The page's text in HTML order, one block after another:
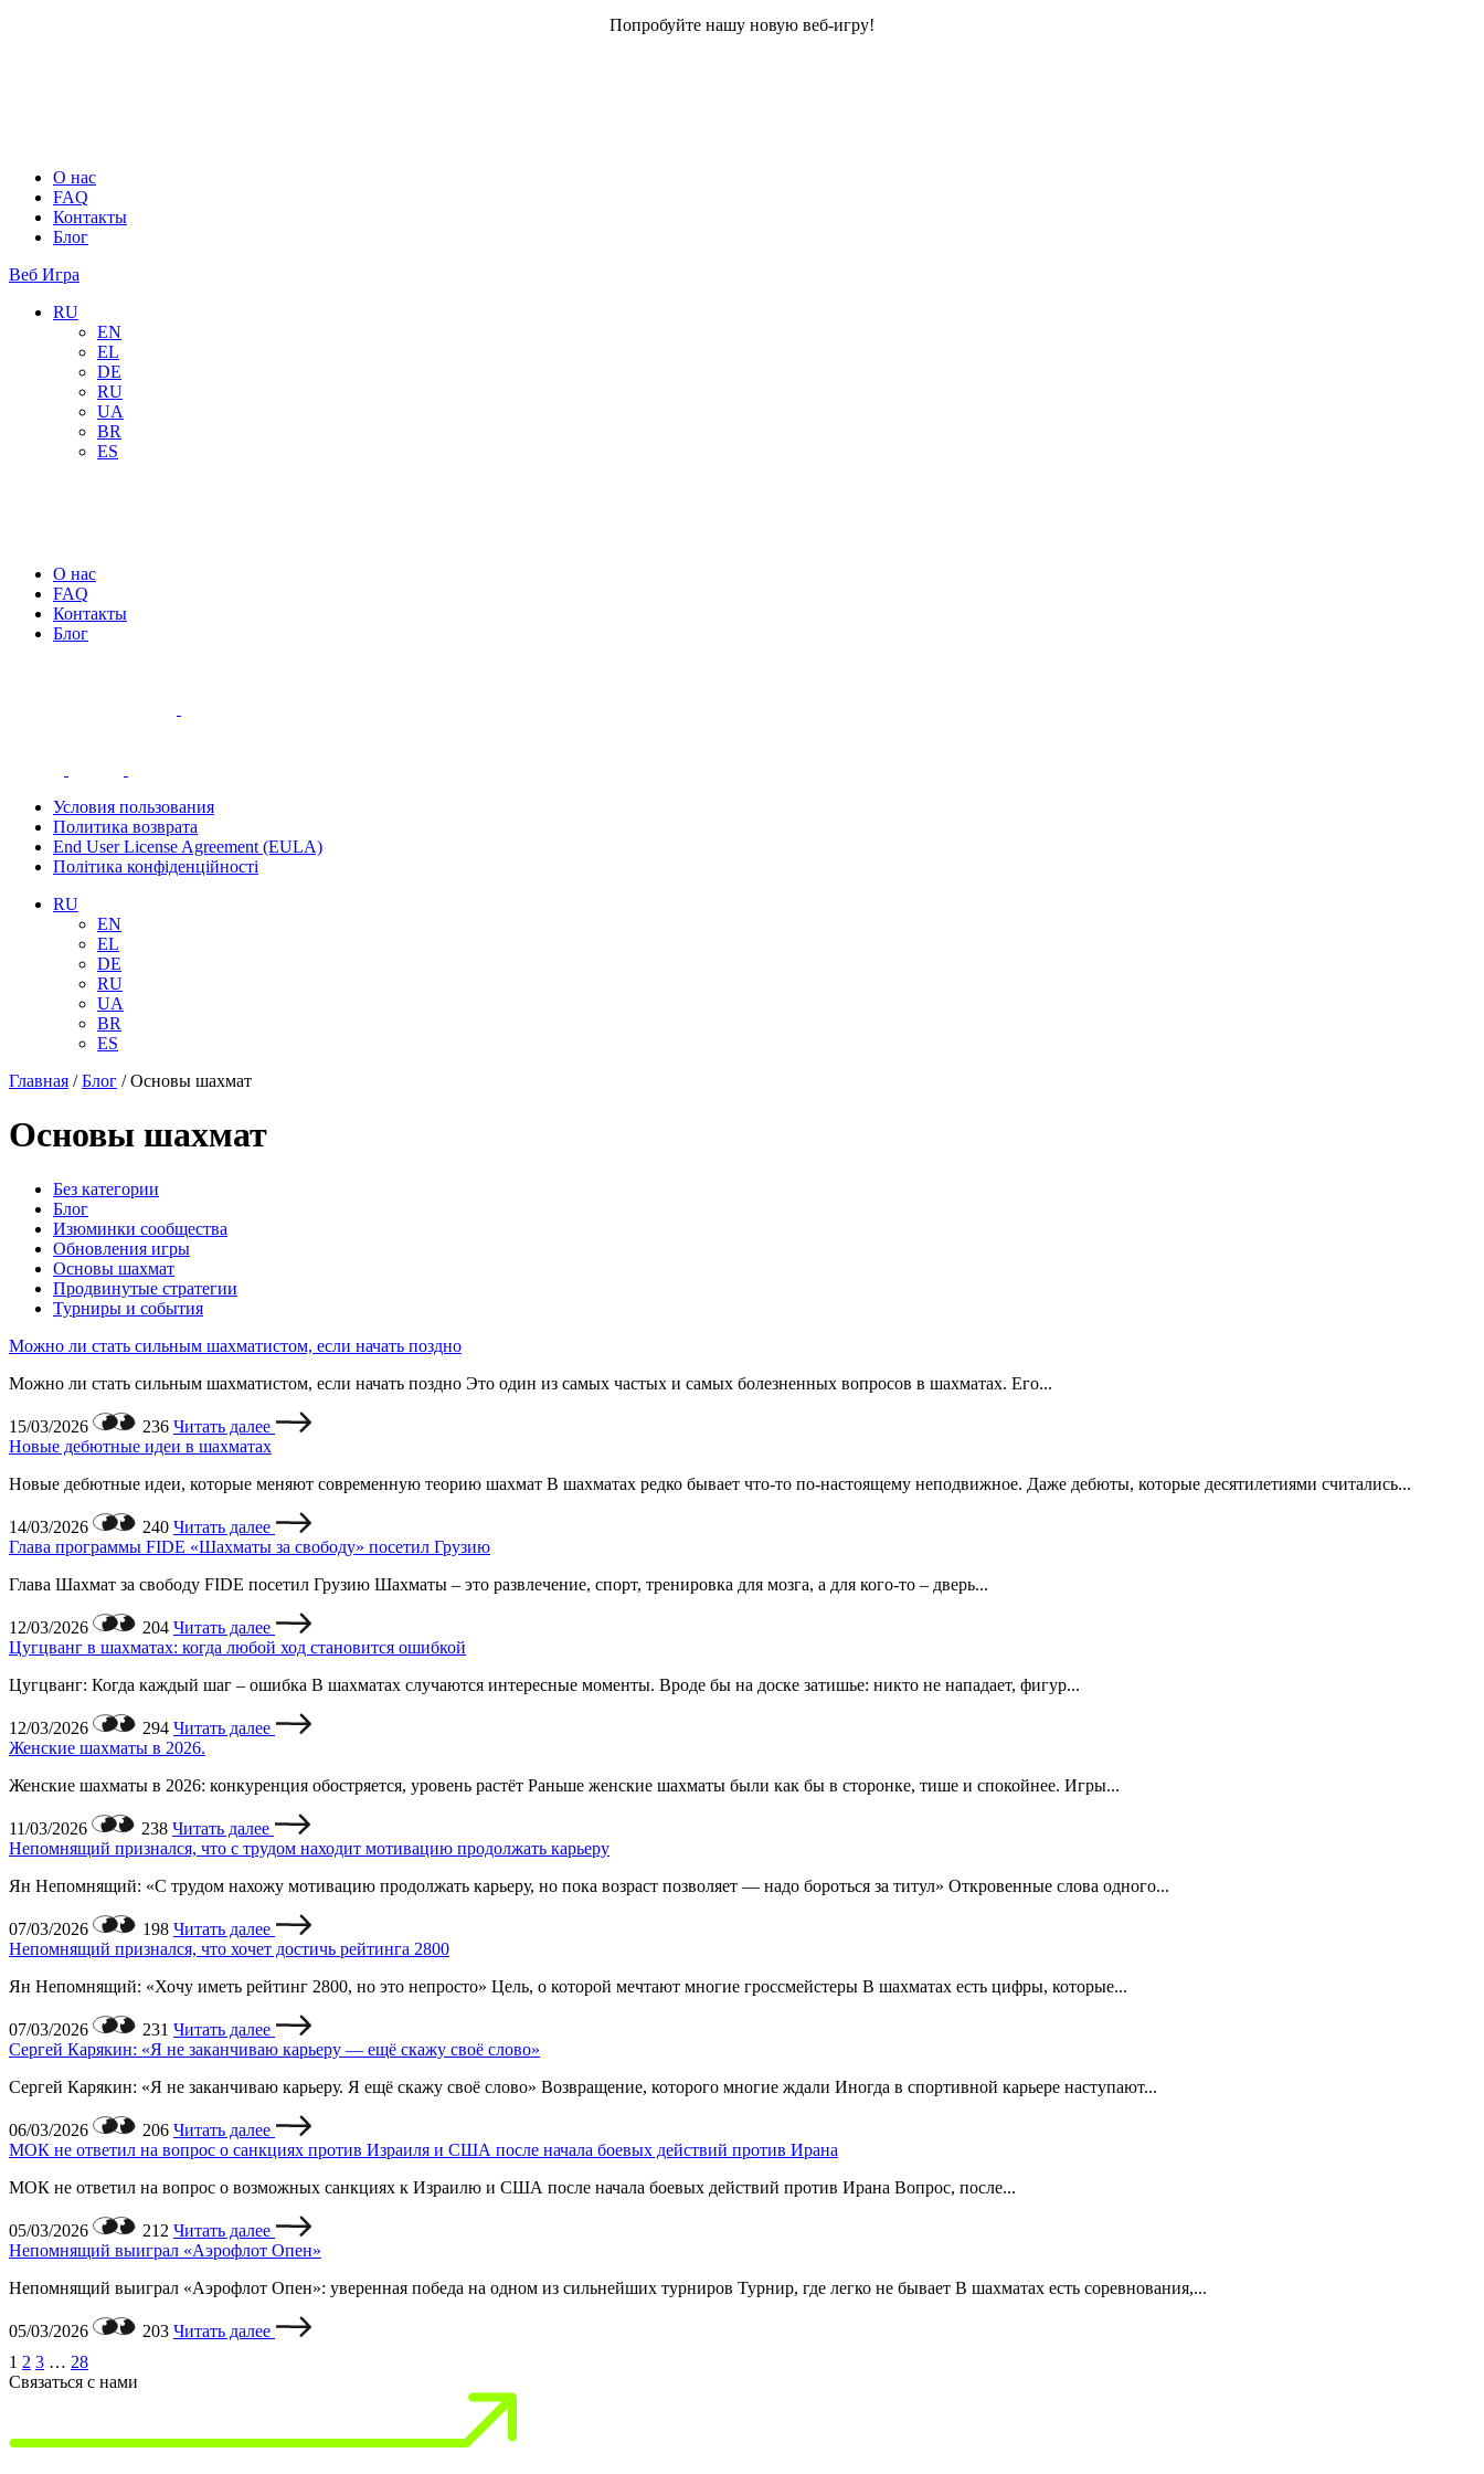
Попробуйте нашу новую веб-игру!
О нас
FAQ
Контакты
Блог
Веб Игра
RU
EN
EL
DE
RU
UA
BR
ES
О нас
FAQ
Контакты
Блог
Условия пользования
Политика возврата
End User License Agreement (EULA)
Політика конфіденційності
RU
EN
EL
DE
RU
UA
BR
ES
Главная /Блог /Основы шахмат
Основы шахмат
Без категории
Блог
Изюминки сообщества
Обновления игры
Основы шахмат
Продвинутые стратегии
Турниры и события
Можно ли стать сильным шахматистом, если начать поздно
Можно ли стать сильным шахматистом, если начать поздно Это один из самых частых и самых болезненных вопросов в шахматах. Его...
15/03/2026 236 Читать далее
Новые дебютные идеи в шахматах
Новые дебютные идеи, которые меняют современную теорию шахмат В шахматах редко бывает что-то по-настоящему неподвижное. Даже дебюты, которые десятилетиями считались...
14/03/2026 240 Читать далее
Глава программы FIDE «Шахматы за свободу» посетил Грузию
Глава Шахмат за свободу FIDE посетил Грузию Шахматы – это развлечение, спорт, тренировка для мозга, а для кого-то – дверь...
12/03/2026 204 Читать далее
Цугцванг в шахматах: когда любой ход становится ошибкой
Цугцванг: Когда каждый шаг – ошибка В шахматах случаются интересные моменты. Вроде бы на доске затишье: никто не нападает, фигур...
12/03/2026 294 Читать далее
Женские шахматы в 2026.
Женские шахматы в 2026: конкуренция обостряется, уровень растёт Раньше женские шахматы были как бы в сторонке, тише и спокойнее. Игры...
11/03/2026 238 Читать далее
Непомнящий признался, что с трудом находит мотивацию продолжать карьеру
Ян Непомнящий: «С трудом нахожу мотивацию продолжать карьеру, но пока возраст позволяет — надо бороться за титул» Откровенные слова одного...
07/03/2026 198 Читать далее
Непомнящий признался, что хочет достичь рейтинга 2800
Ян Непомнящий: «Хочу иметь рейтинг 2800, но это непросто» Цель, о которой мечтают многие гроссмейстеры В шахматах есть цифры, которые...
07/03/2026 231 Читать далее
Сергей Карякин: «Я не заканчиваю карьеру — ещё скажу своё слово»
Сергей Карякин: «Я не заканчиваю карьеру. Я ещё скажу своё слово» Возвращение, которого многие ждали Иногда в спортивной карьере наступают...
06/03/2026 206 Читать далее
МОК не ответил на вопрос о санкциях против Израиля и США после начала боевых действий против Ирана
МОК не ответил на вопрос о возможных санкциях к Израилю и США после начала боевых действий против Ирана Вопрос, после...
05/03/2026 212 Читать далее
Непомнящий выиграл «Аэрофлот Опен»
Непомнящий выиграл «Аэрофлот Опен»: уверенная победа на одном из сильнейших турниров Турнир, где легко не бывает В шахматах есть соревнования,...
05/03/2026 203 Читать далее
1 2 3 … 28
Связаться с нами